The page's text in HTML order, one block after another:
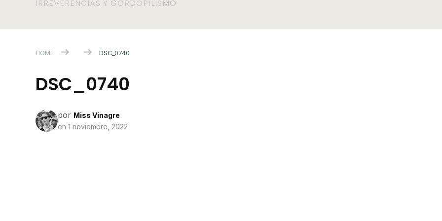
IRREVERENCIAS Y GORDOPILISMO
HOME DSC_0740
DSC_0740
por Miss Vinagre
en 1 noviembre, 2022